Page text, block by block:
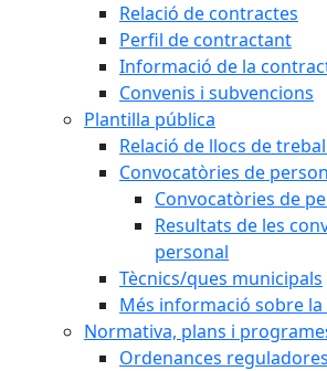
Relació de contractes
Perfil de contractant
Informació de la
Convenis i subvencions
Plantilla pública
Relació de llocs de
Convocatòries de
Convocatòries de
Resultats de les
personal
Tècnics/ques municipals
Més informació sobre
Normativa, plans i
Ordenances